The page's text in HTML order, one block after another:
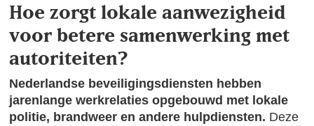
Hoe zorgt lokale aanwezigheid
voor betere samenwerking met
autoriteiten?
Nederlandse beveiligingsdiensten hebben
jarenlange werkrelaties opgebouwd met lokale
politie, brandweer en andere hulpdiensten. Deze